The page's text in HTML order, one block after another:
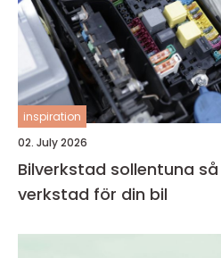
inspiration
02. July 2026
Bilverkstad sollentuna så väljer du rätt
verkstad för din bil